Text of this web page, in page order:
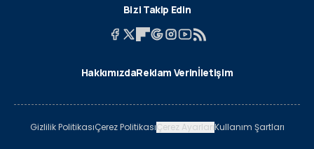
Bizi Takip Edin
HakkımızdaReklam Verinİletişim
Gizlilik PolitikasıÇerez PolitikasıÇerez AyarlarıKullanım Şartları